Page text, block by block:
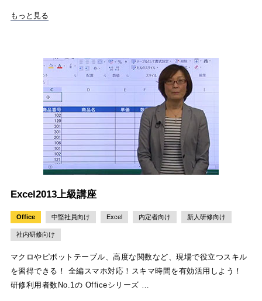
もっと見る
Excel2013上級講座
Office 中堅社員向け Excel 内定者向け 新人研修向け
社内研修向け
マクロやピボットテーブル、高度な関数など、現場で役立つスキル
を習得できる！ 全編スマホ対応！スキマ時間を有効活用しよう！
研修利用者数No.1の Officeシリーズ …